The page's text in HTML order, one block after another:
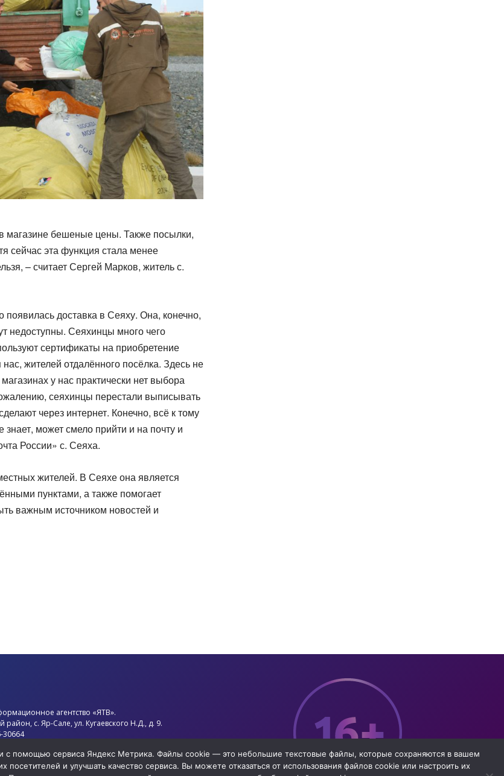
магазине бешеные цены. Также посылки,
сейчас эта функция стала менее
– считает Сергей Марков, житель с.
доставка в Сеяху. Она, конечно,
недоступны. Сеяхинцы много чего
сертификаты на приобретение
жителей отдалённого посёлка. Здесь не
у нас практически нет выбора
сеяхинцы перестали выписывать
через интернет. Конечно, всё к тому
знает, может смело прийти и на почту и
России» с. Сеяха.
жителей. В Сеяхе она является
пунктами, а также помогает
важным источником новостей и
агентство «ЯТВ».
район, с. Яр-Сале, ул. Кугаевского Н.Д., д. 9.
30664
с помощью сервиса Яндекс Метрика. Файлы cookie — это небольшие текстовые файлы, которые сохраняются в вашем
и улучшать качество сервиса. Вы можете отказаться от использования файлов cookie или настроить их